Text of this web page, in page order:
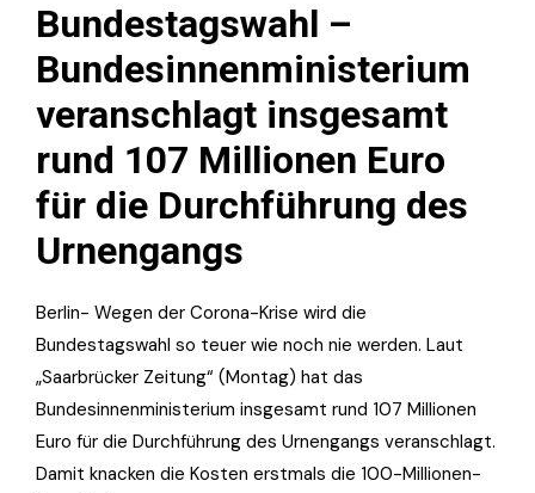
Bundestagswahl –
Bundesinnenministerium
veranschlagt insgesamt
rund 107 Millionen Euro
für die Durchführung des
Urnengangs
Berlin- Wegen der Corona-Krise wird die
Bundestagswahl so teuer wie noch nie werden. Laut
„Saarbrücker Zeitung“ (Montag) hat das
Bundesinnenministerium insgesamt rund 107 Millionen
Euro für die Durchführung des Urnengangs veranschlagt.
Damit knacken die Kosten erstmals die 100-Millionen-